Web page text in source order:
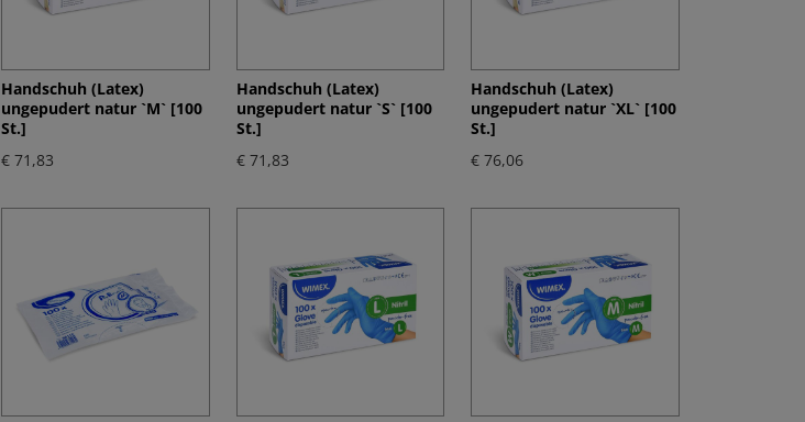
Handschuh (Latex)
ungepudert natur `M` [100
St.]
€ 71,83
Handschuh (Latex)
ungepudert natur `S` [100
St.]
€ 71,83
Handschuh (Latex)
ungepudert natur `XL` [100
St.]
€ 76,06